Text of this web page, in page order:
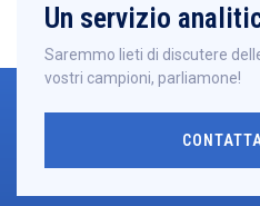
Un servizio
Saremmo lieti di discutere
vostri campioni, parliamone!